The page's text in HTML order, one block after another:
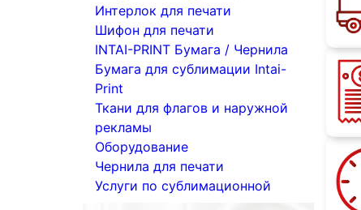
Интерлок для печати
Шифон для печати
INTAI-PRINT Бумага / Чернила
Бумага для сублимации Intai-
Print
Ткани для флагов и наружной
рекламы
Оборудование
Чернила для печати
Услуги по сублимационной